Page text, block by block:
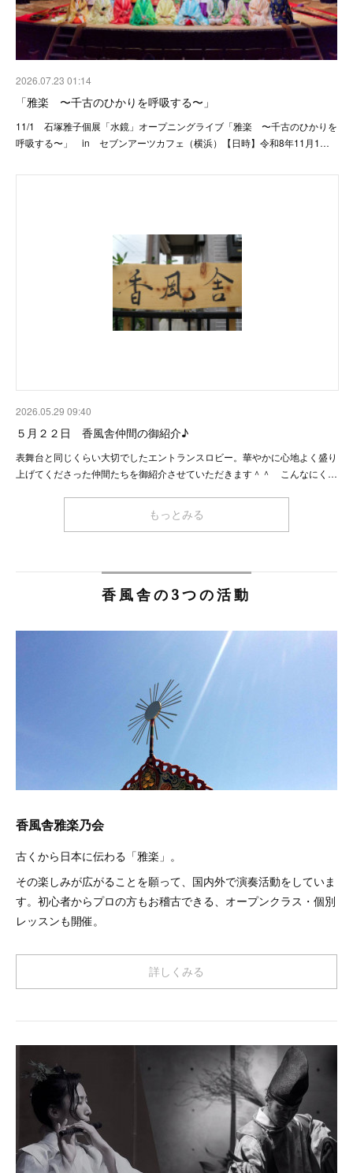
2026.07.23 01:14
「雅楽 〜千古のひかりを呼吸する〜」
11/1 石塚雅子個展「水鏡」オープニングライブ「雅楽 〜千古のひかりを
呼吸する〜」 in セブンアーツカフェ（横浜）【日時】令和8年11月1…
2026.05.29 09:40
５月２２日 香風舎仲間の御紹介♪
表舞台と同じくらい大切でしたエントランスロビー。華やかに心地よく盛り
上げてくださった仲間たちを御紹介させていただきます＾＾ こんなにく…
もっとみる
香風舎の3つの活動
香風舎雅楽乃会
古くから日本に伝わる「雅楽」。
その楽しみが広がることを願って、国内外で演奏活動をしていま
す。初心者からプロの方もお稽古できる、オープンクラス・個別
レッスンも開催。
詳しくみる